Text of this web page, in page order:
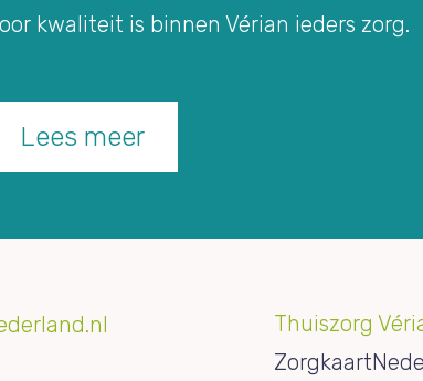
kwaliteit is binnen Vérian ieders zorg.
Lees meer
Thuiszorg